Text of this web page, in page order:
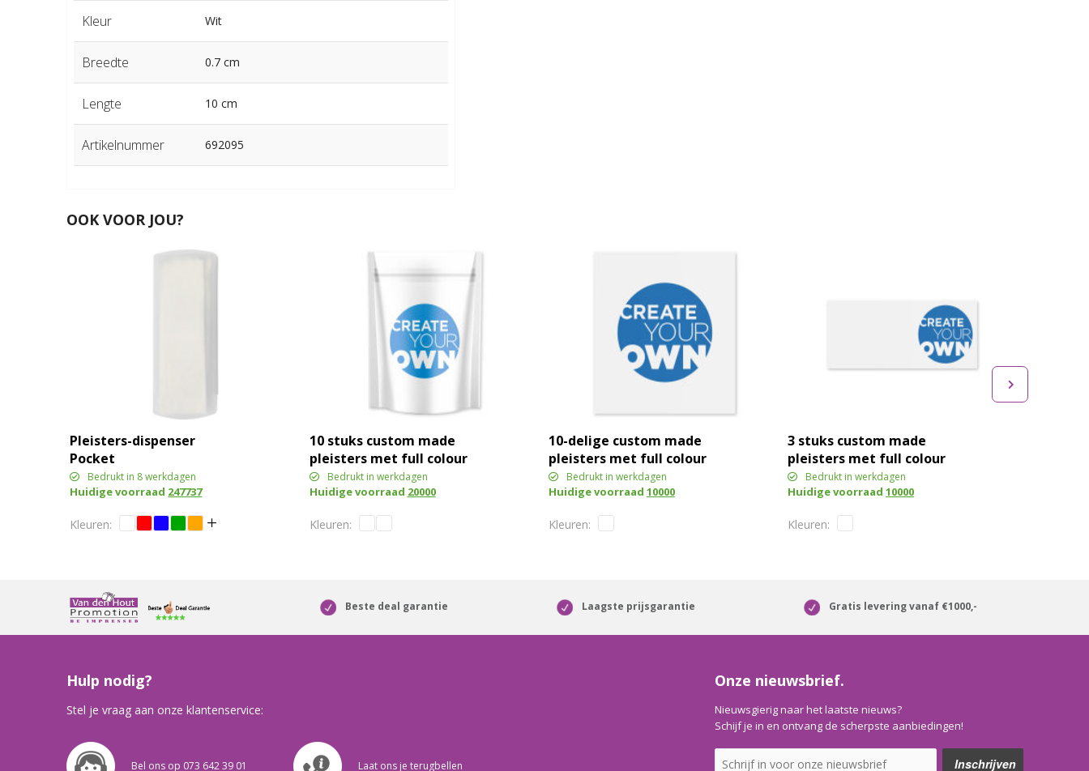
Kleur Wit
Breedte 0.7 cm
Lengte 10 cm
Artikelnummer 692095
OOK VOOR JOU?
Pleisters-dispenser
Pocket
Bedrukt in 8 werkdagen
Huidige voorraad 247737
10 stuks custom made
pleisters met full colour
bedrukt papieren zakje
Bedrukt in werkdagen
Huidige voorraad 20000
10-delige custom made
pleisters met full colour
bedrukte kraftpapieren
envelop
Bedrukt in werkdagen
Huidige voorraad 10000
3 stuks custom made
pleisters met full colour
bedrukte kraftpapieren
envelop
Bedrukt in werkdagen
Huidige voorraad10000
Beste deal garantie Laagste prijsgarantie Gratis levering vanaf €1000,-
Hulp nodig?
Stel je vraag aan onze klantenservice:
Bel ons op 073 642 39 01 Laat ons je terugbellen
Onze nieuwsbrief.
Nieuwsgierig naar het laatste nieuws?
Schijf je in en ontvang de scherpste aanbiedingen!